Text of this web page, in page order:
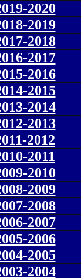
2020
2019
2018
2017
2016
2015
2014
2013
2012
2011
2010
2009
2008
2007
2006
2005
2004